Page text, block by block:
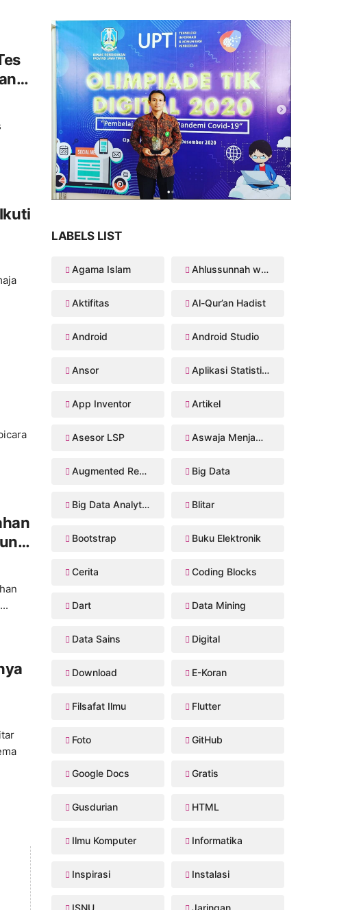
LABELS LIST
Agama Islam Ahlussunnah wal Jama'ah
Aktifitas Al-Qur’an Hadist
Android Android Studio
Ansor Aplikasi Statistika Bayesian
App Inventor Artikel
Asesor LSP Aswaja Menjawab
Augmented Reality Big Data
Big Data Analytics Blitar
Bootstrap Buku Elektronik
Cerita Coding Blocks
Dart Data Mining
Data Sains Digital
Download E-Koran
Filsafat Ilmu Flutter
Foto GitHub
Google Docs Gratis
Gusdurian HTML
Ilmu Komputer Informatika
Inspirasi Instalasi
ISNU Jaringan